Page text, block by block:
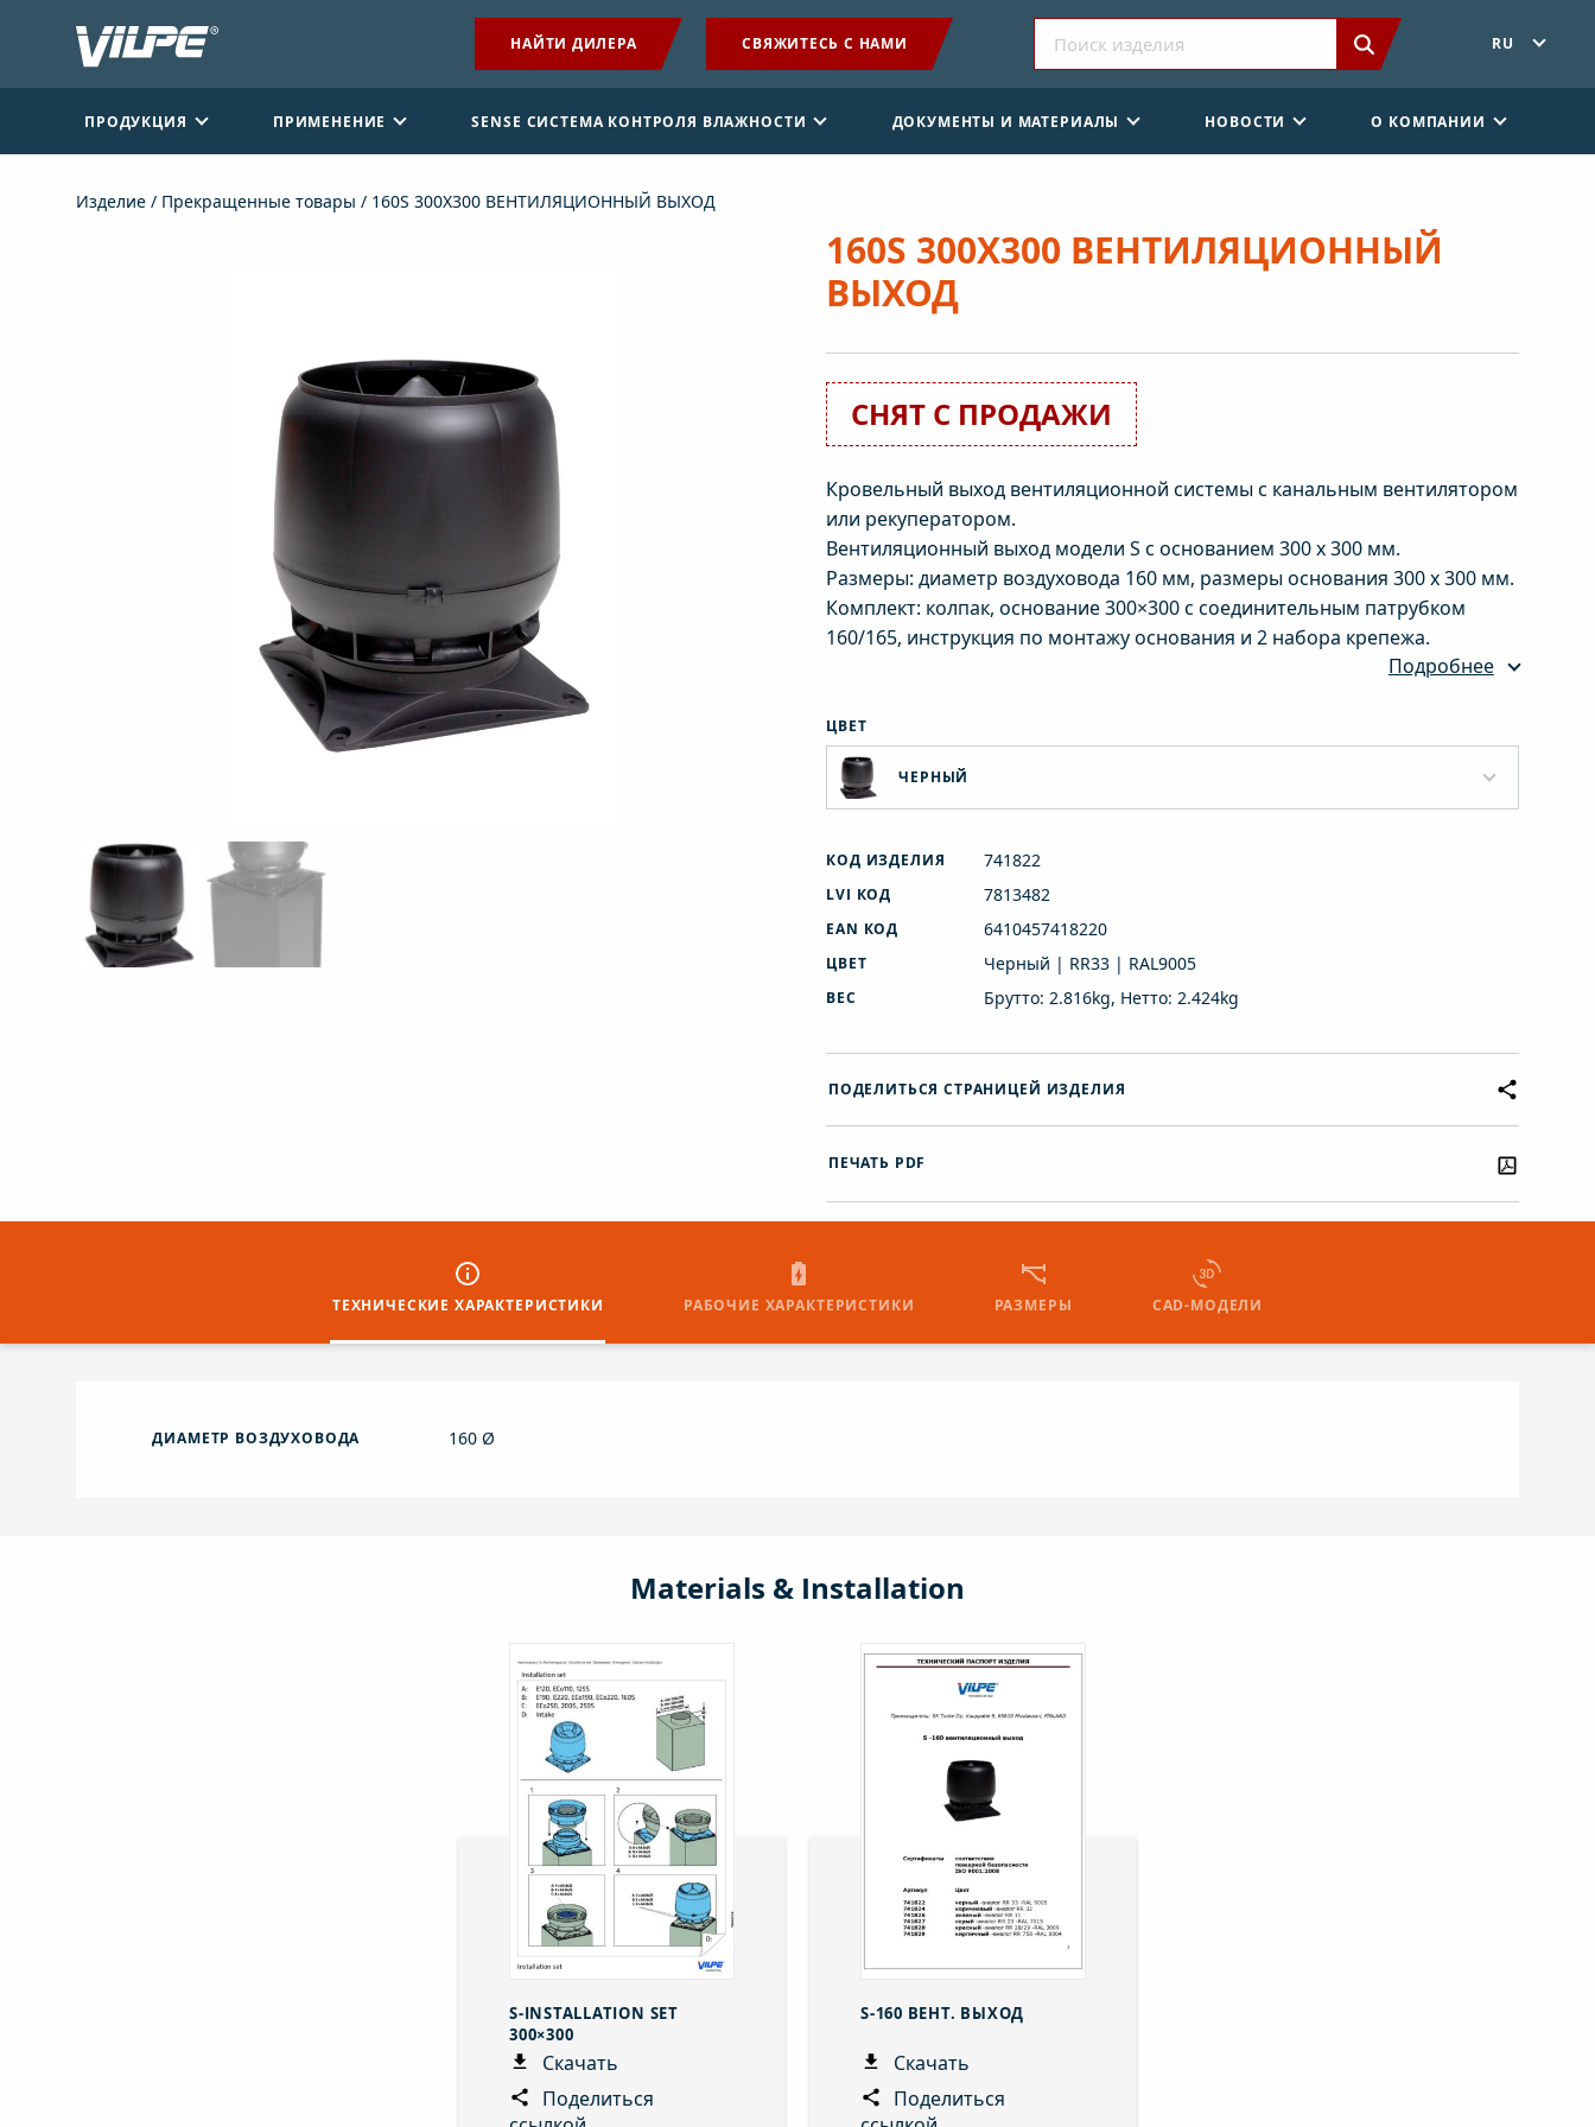
НАЙТИ ДИЛЕРА СВЯЖИТЕСЬ С НАМИ RU
ПРОДУКЦИЯ ПРИМЕНЕНИЕ SENSE СИСТЕМА КОНТРОЛЯ ВЛАЖНОСТИ ДОКУМЕНТЫ И МАТЕРИАЛЫ НОВОСТИ О КОМПАНИИ
ДОКУМЕНТЫ И МАТЕРИАЛЫ
НОВОСТИ
О КОМПАНИИ
СВЯЖИТЕСЬ С НАМИ
Изделие / Прекращенные товары / 160S 300X300 ВЕНТИЛЯЦИОННЫЙ ВЫХОД
160S 300X300 ВЕНТИЛЯЦИОННЫЙ
ВЫХОД
СНЯТ С ПРОДАЖИ
Кровельный выход вентиляционной системы с канальным вентилятором
или рекуператором.
Вентиляционный выход модели S с основанием 300 х 300 мм.
Размеры: диаметр воздуховода 160 мм, размеры основания 300 х 300 мм.
Комплект: колпак, основание 300×300 с соединительным патрубком
160/165, инструкция по монтажу основания и 2 набора крепежа.
Подробнее
ЦВЕТ
ЧЕРНЫЙ
КОД ИЗДЕЛИЯ 741822
LVI КОД 7813482
EAN КОД 6410457418220
ЦВЕТ Черный | RR33 | RAL9005
ВЕС Брутто: 2.816kg, Нетто: 2.424kg
ПОДЕЛИТЬСЯ СТРАНИЦЕЙ ИЗДЕЛИЯ
ПЕЧАТЬ PDF
ТЕХНИЧЕСКИЕ ХАРАКТЕРИСТИКИ РАБОЧИЕ ХАРАКТЕРИСТИКИ РАЗМЕРЫ CAD-МОДЕЛИ
ДИАМЕТР ВОЗДУХОВОДА 160 Ø
Materials & Installation
S-INSTALLATION SET
300×300
Скачать
Поделиться
S-160 ВЕНТ. ВЫХОД
Скачать
Поделиться